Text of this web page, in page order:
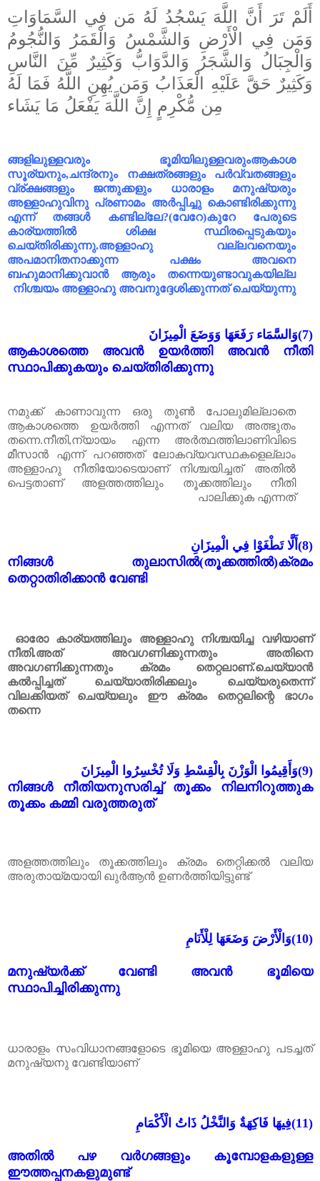
أَلَمْ تَرَ أَنَّ اللَّهَ يَسْجُدُ لَهُ مَن فِي السَّمَاوَاتِ
وَمَن فِي الْأَرْضِ وَالشَّمْسُ وَالْقَمَرُ وَالنُّجُومُ
وَالْجِبَالُ وَالشَّجَرُ وَالدَّوَابُّ وَكَثِيرٌ مِّنَ النَّاسِ
وَكَثِيرٌ حَقَّ عَلَيْهِ الْعَذَابُ وَمَن يُهِنِ اللَّهُ فَمَا لَهُ
مِن مُّكْرِمٍ إِنَّ اللَّهَ يَفْعَلُ مَا يَشَاء
ആകാശ
ങ്ങളിലുള്ളവരും ഭൂമിയിലുള്ളവരും
സൂര്യനും,ചന്ദ്രനും നക്ഷത്രങ്ങളും പർവ്വതങ്ങളും
വ്ര്‌ക്ഷങ്ങളും ജന്തുക്കളും ധാരാളം മനുഷ്യരും
അള്ളാഹുവിനു പ്രണാമം അർപ്പിച്ചു കൊണ്ടിരിക്കുന്നു
എന്ന് തങ്ങൾ കണ്ടില്ലേ?(വേറേ)കുറേ പേരുടെ
കാര്യത്തിൽ ശിക്ഷ സ്ഥിരപ്പെടുകയും
ചെയ്തിരിക്കുന്നു.അള്ളാഹു വല്ലവനെയും
അപമാനിതനാക്കുന്ന പക്ഷം അവനെ
ബഹുമാനിക്കുവാൻ ആരും തന്നെയുണ്ടാവുകയില്ല
നിശ്ചയം അള്ളാഹു അവനുദ്ദേശിക്കുന്നത് ചെയ്യുന്നു
وَالسَّمَاء رَفَعَهَا وَوَضَعَ الْمِيزَانَ(7)
ആകാശത്തെ അവൻ ഉയർത്തി അവൻ നീതി
സ്ഥാപിക്കുകയും ചെയ്തിരിക്കുന്നു
നമുക്ക് കാണാവുന്ന ഒരു തൂൺ പോലുമില്ലാതെ
ആകാശത്തെ ഉയർത്തി എന്നത് വലിയ അത്ഭുതം
തന്നെ.നീതി,ന്യായം എന്ന അർത്ഥത്തിലാണിവിടെ
മീസാൻ എന്ന് പറഞ്ഞത് ലോകവ്യവസ്ഥകളെല്ലാം
അള്ളാഹു നീതിയോടെയാണ് നിശ്ചയിച്ചത് അതിൽ
പെട്ടതാണ് അളത്തത്തിലും തൂക്കത്തിലും നീതി
പാലിക്കുക എന്നത്
أَلَّا تَطْغَوْا فِي الْمِيزَانِ(8)
നിങ്ങൾ തുലാസിൽ(തൂക്കത്തിൽ)ക്രമം
തെറ്റാതിരിക്കാൻ വേണ്ടി
ഓരോ കാര്യത്തിലും അള്ളാഹു നിശ്ചയിച്ച വഴിയാണ്
നീതി.അത് അവഗണിക്കുന്നതും അതിനെ
അവഗണിക്കുന്നതും ക്രമം തെറ്റലാണ്.ചെയ്യാൻ
കൽ‌പ്പിച്ചത് ചെയ്യാതിരിക്കലും ചെയ്യരുതെന്ന്
വിലക്കിയത് ചെയ്യലും ഈ ക്രമം തെറ്റലിന്റെ ഭാഗം
തന്നെ
وَأَقِيمُوا الْوَزْنَ بِالْقِسْطِ وَلَا تُخْسِرُوا الْمِيزَانَ(9)
നിങ്ങൾ നീതിയനുസരിച്ച് തൂക്കം നിലനിറുത്തുക
തൂക്കം കമ്മി വരുത്തരുത്
അളത്തത്തിലും തൂക്കത്തിലും ക്രമം തെറ്റിക്കൽ വലിയ
അരുതായ്മയായി ഖുർആൻ ഉണർത്തിയിട്ടുണ്ട്
وَالْأَرْضَ وَضَعَهَا لِلْأَنَامِ(10)
മനുഷ്യർക്ക് വേണ്ടി അവൻ ഭൂമിയെ
സ്ഥാപിച്ചിരിക്കുന്നു
ധാരാളം സംവിധാനങ്ങളോടെ ഭൂമിയെ അള്ളാഹു പടച്ചത്
മനുഷ്യനു വേണ്ടിയാണ്
فِيهَا فَاكِهَةٌ وَالنَّخْلُ ذَاتُ الْأَكْمَامِ(11)
അതിൽ പഴ വർഗങ്ങളും കൂമ്പോളകളുള്ള
ഈത്തപ്പനകളുമുണ്ട്